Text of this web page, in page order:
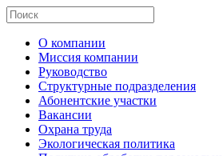
О компании
Миссия компании
Руководство
Структурные подразделения
Абонентские участки
Вакансии
Охрана труда
Экологическая политика